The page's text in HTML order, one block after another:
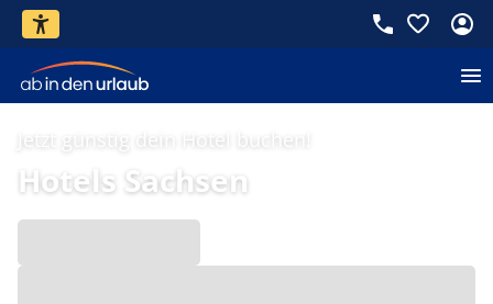
Jetzt günstig dein Hotel buchen!
Hotels Sachsen